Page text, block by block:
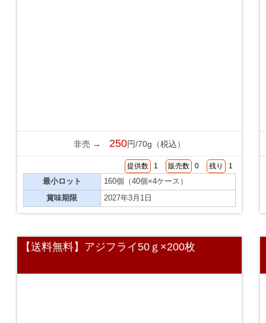
非売 → 250円/70g（税込）
提供数 1 販売数 0 残り 1
最小ロット
160個（40個×4ケース）
賞味期限
2027年3月1日
【送料無料】アジフライ50ｇ×200枚